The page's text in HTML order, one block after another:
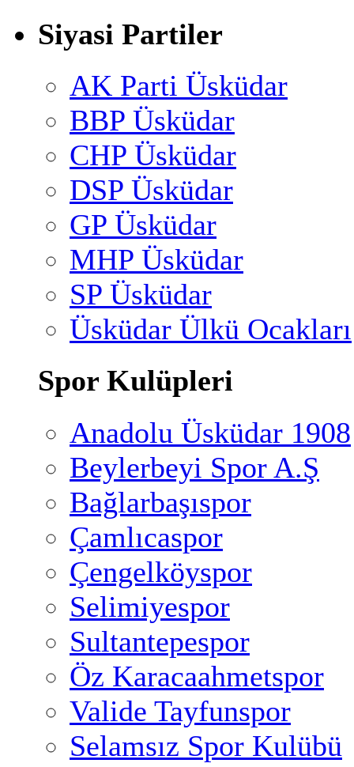
Siyasi Partiler
AK Parti Üsküdar
BBP Üsküdar
CHP Üsküdar
DSP Üsküdar
GP Üsküdar
MHP Üsküdar
SP Üsküdar
Üsküdar Ülkü Ocakları
Spor Kulüpleri
Anadolu Üsküdar 1908
Beylerbeyi Spor A.Ş
Bağlarbaşıspor
Çamlıcaspor
Çengelköyspor
Selimiyespor
Sultantepespor
Öz Karacaahmetspor
Valide Tayfunspor
Selamsız Spor Kulübü